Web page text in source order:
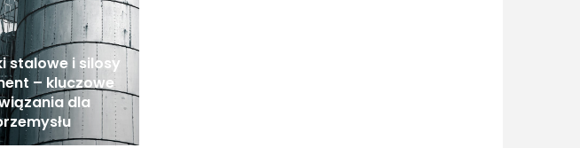
stalowe i silosy
– kluczowe
dla